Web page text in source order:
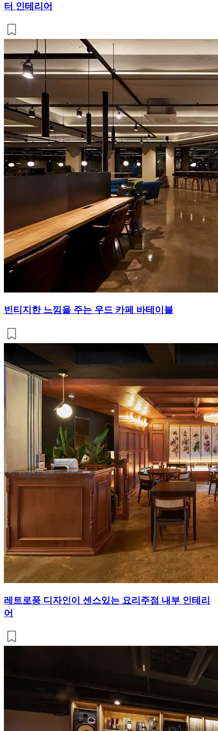
터 인테리어
빈티지한 느낌을 주는 우드 카페 바테이블
레트로풍 디자인이 센스있는 요리주점 내부 인테리
어